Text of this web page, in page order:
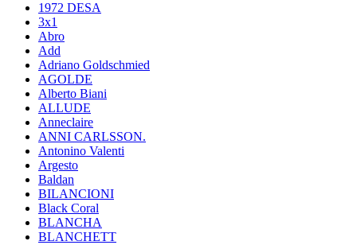
1972 DESA
3x1
Abro
Add
Adriano Goldschmied
AGOLDE
Alberto Biani
ALLUDE
Anneclaire
ANNI CARLSSON.
Antonino Valenti
Argesto
Baldan
BILANCIONI
Black Coral
BLANCHA
BLANCHETT